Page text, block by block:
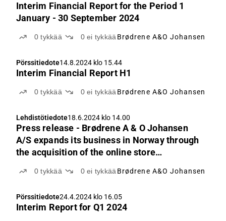
Interim Financial Report for the Period 1
January - 30 September 2024
0tykkää 0ei tykkää Brødrene A&O Johansen
Pörssitiedote14.8.2024 klo 15.44
Interim Financial Report H1
0tykkää 0ei tykkää Brødrene A&O Johansen
Lehdistötiedote18.6.2024 klo 14.00
Press release - Brødrene A & O Johansen
A/S expands its business in Norway through
the acquisition of the online store
0tykkää 0ei tykkää Brødrene A&O Johansen
Pörssitiedote24.4.2024 klo 16.05
Interim Report for Q1 2024